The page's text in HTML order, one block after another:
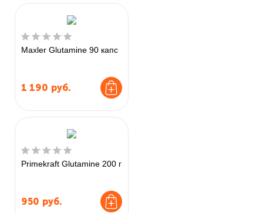
Maxler Glutamine 90 капс
1 190 руб.
Primekraft Glutamine 200 г
950 руб.